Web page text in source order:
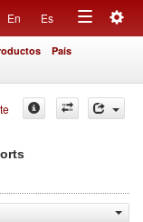
En Es
Toggle
País